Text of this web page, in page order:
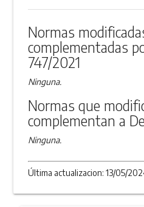
Normas
complementadas
747/2021
Ninguna.
Normas que
complementan a
Ninguna.
Última actualizacion: 13/05/